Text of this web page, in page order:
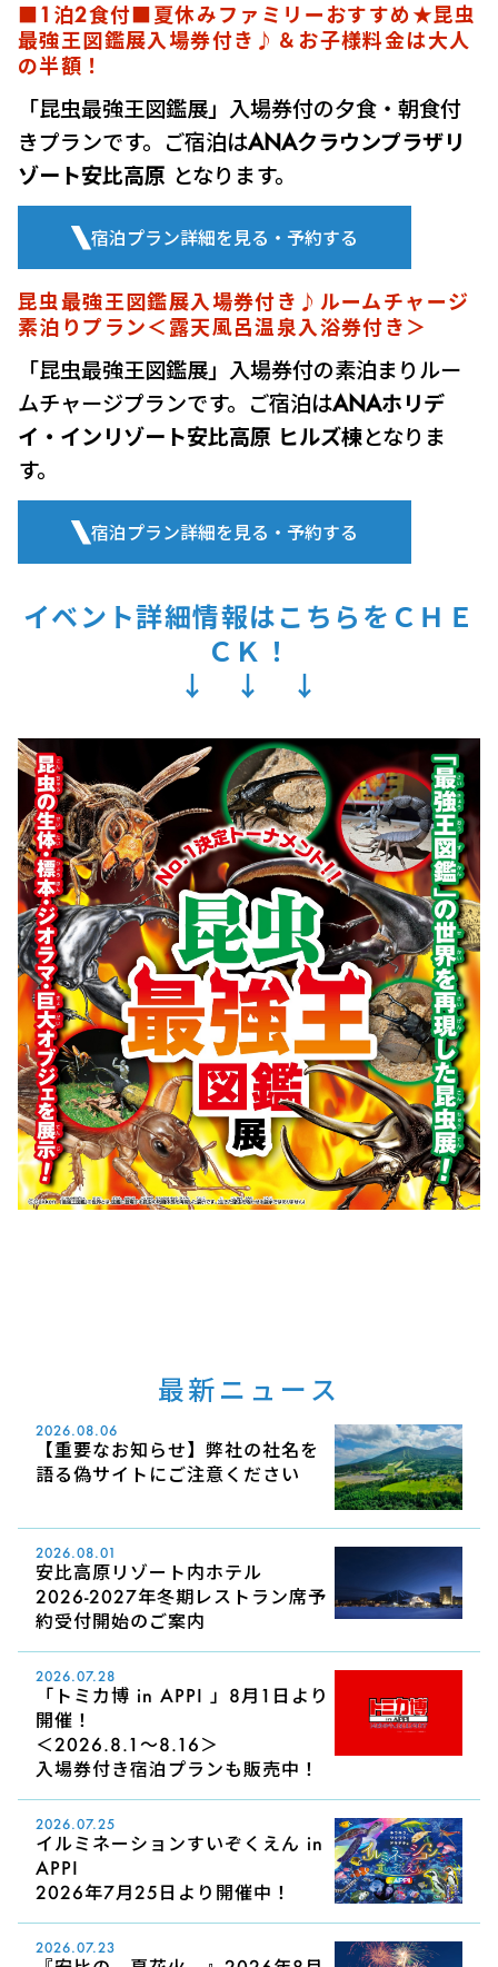
■1泊2食付■夏休みファミリーおすすめ★昆虫
最強王図鑑展入場券付き♪＆お子様料金は大人
の半額！
「昆虫最強王図鑑展」入場券付の夕食・朝食付
きプランです。ご宿泊はANAクラウンプラザリ
ゾート安比高原 となります。
宿泊プラン詳細を見る・予約する
昆虫最強王図鑑展入場券付き♪ルームチャージ
素泊りプラン＜露天風呂温泉入浴券付き＞
「昆虫最強王図鑑展」入場券付の素泊まりルー
ムチャージプランです。ご宿泊はANAホリデ
イ・インリゾート安比高原 ヒルズ棟となりま
す。
宿泊プラン詳細を見る・予約する
イベント詳細情報はこちらをＣＨＥ
ＣＫ！
↓ ↓ ↓
最新ニュース
2026.08.06
【重要なお知らせ】弊社の社名を
語る偽サイトにご注意ください
2026.08.01
安比高原リゾート内ホテル
2026-2027年冬期レストラン席予
約受付開始のご案内
2026.07.28
「トミカ博 in APPI 」8月1日より
開催！
＜2026.8.1～8.16＞
入場券付き宿泊プランも販売中！
2026.07.25
イルミネーションすいぞくえん in
APPI
2026年7月25日より開催中！
2026.07.23